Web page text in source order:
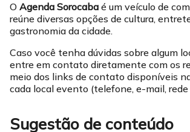
O Agenda Sorocaba é um veículo de
reúne diversas opções de cultura,
gastronomia da cidade.
Caso você tenha dúvidas sobre algum
entre em contato diretamente com os
meio dos links de contato disponíveis
cada local evento (telefone, e-mail, rede
Sugestão de conteúdo